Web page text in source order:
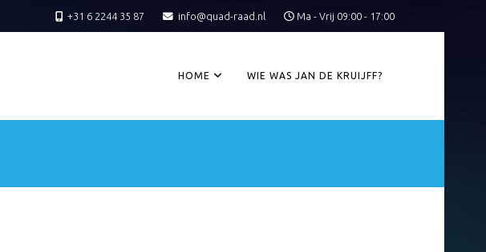
+31 6 2244 35 87 info@quad-raad.nl Ma - Vrij 09:00 - 17:00
HOME WIE WAS JAN DE KRUIJFF?